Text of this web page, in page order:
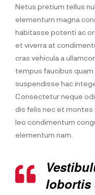
Netus pretium tellus
elementum magna
habitasse potenti ac
et viverra at
cras vehicula a
tempus faucibus
suspendisse hac
Consectetur neque
dis felis nec et montes
leo condimentum
elementum nam.
lobortis